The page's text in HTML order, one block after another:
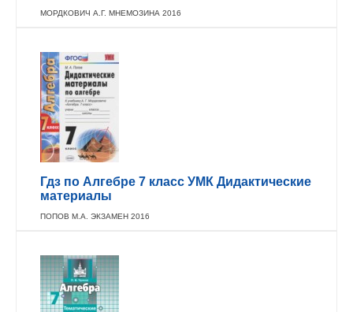
МОРДКОВИЧ А.Г. МНЕМОЗИНА 2016
Гдз по Алгебре 7 класс УМК Дидактические
материалы
ПОПОВ М.А. ЭКЗАМЕН 2016